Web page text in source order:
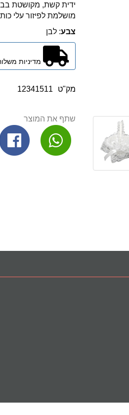
ידית קשת, מקושטת
מושלמת לפיזור עלי
צבע: לבן
מק"ט 12341511
שתף את המוצר